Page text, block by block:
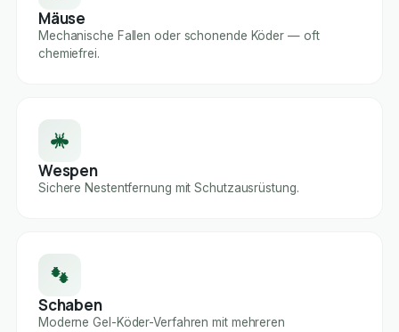
Mäuse
Mechanische Fallen oder schonende Köder — oft
chemiefrei.
Wespen
Sichere Nestentfernung mit Schutzausrüstung.
Schaben
Moderne Gel-Köder-Verfahren mit mehreren